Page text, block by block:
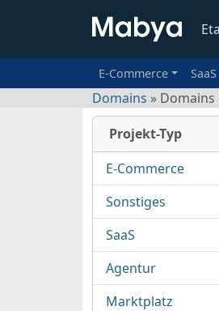
E-Commerce SaaS
Domains »
Projekt-Typ
E-Commerce
Sonstiges
SaaS
Agentur
Marktplatz